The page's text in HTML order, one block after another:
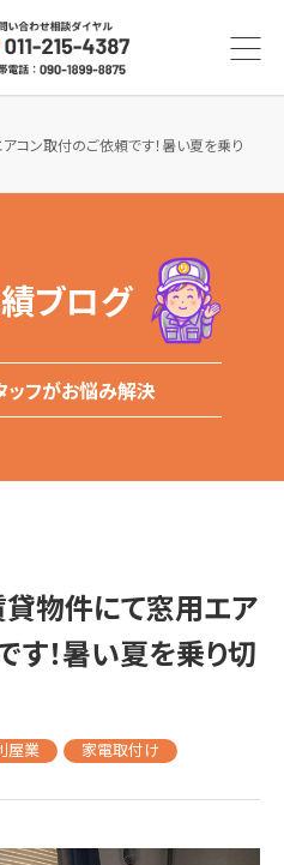
ン取付のご依頼です！暑い夏を乗り
ブログ
フがお悩み解決
物件にて窓用エア
す！暑い夏を乗り切
屋業 家電取付け